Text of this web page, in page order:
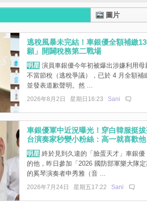
圖片
逃稅風暴未完結！車銀優全額補繳
願」開闢稅務第二戰場
明星演員車銀優今年初被爆出涉嫌利用母
不當節稅（逃稅爭議），已於 4 月全額補
並發表道歉聲明。然 ...
2026年8月2日 星期日16:23 Sani
車銀優軍中近況曝光！穿白韓服挺
台演奏家秒變小粉絲：高一就喜歡他
明星終於見到久違的「臉蛋天才」車銀優
的他，昨日參加「2026 國防部軍樂大隊
的奚琴演奏者申秀雅（音 ...
2026年7月24日 星期五17:22 Sani